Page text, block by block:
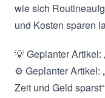
wie sich
und Kosten sparen
💡 Geplanter Artikel:
⚙️ Geplanter Artikel:
Zeit und Geld sparst“